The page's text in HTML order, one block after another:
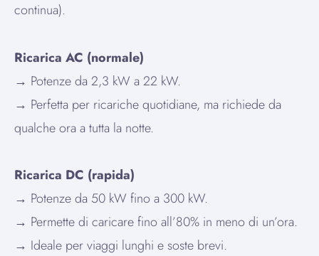
continua).
Ricarica AC (normale)
→ Potenze da 2,3 kW a 22 kW.
→ Perfetta per ricariche quotidiane, ma richiede da
qualche ora a tutta la notte.
Ricarica DC (rapida)
→ Potenze da 50 kW fino a 300 kW.
→ Permette di caricare fino all’80% in meno di un’ora.
→ Ideale per viaggi lunghi e soste brevi.